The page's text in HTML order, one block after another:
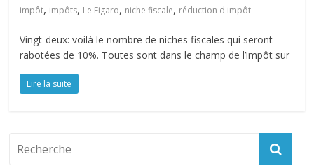
impôt, impôts, Le Figaro, niche fiscale, réduction d'impôt
Vingt-deux: voilà le nombre de niches fiscales qui seront
rabotées de 10%. Toutes sont dans le champ de l’impôt sur
Lire la suite